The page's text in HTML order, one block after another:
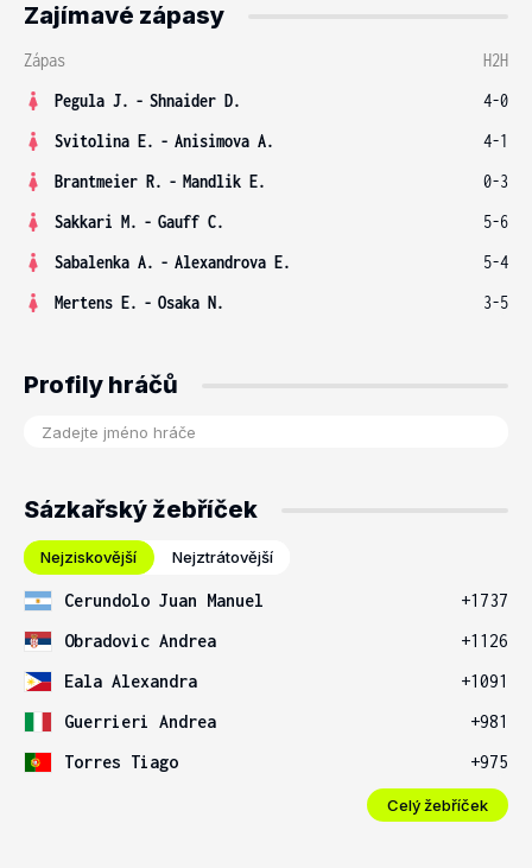
Zajímavé zápasy
Zápas
H2H
Pegula J. - Shnaider D.
4-0
Svitolina E. - Anisimova A.
4-1
Brantmeier R. - Mandlik E.
0-3
Sakkari M. - Gauff C.
5-6
Sabalenka A. - Alexandrova E.
5-4
Mertens E. - Osaka N. 3-5
Profily hráčů
Sázkařský žebříček
Nejziskovější Nejztrátovější
Cerundolo Juan Manuel
+1737
Obradovic Andrea
+1126
Eala Alexandra
+1091
Guerrieri Andrea
+981
Torres Tiago
+975
Celý žebříček